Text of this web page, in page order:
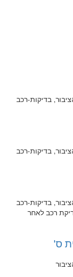
בדיקות-רכב
בדיקות-רכב
בדיקות-רכב
רכב לאחר
ס'